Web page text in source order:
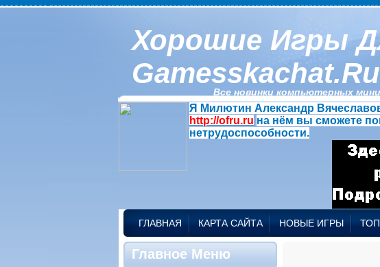
Хорошие Игры
Gamesskachat.ru
Все новинки компьютерных
Я Милютин Александр
http://ofru.ru на нём вы сможете
нетрудоспособности.
ГЛАВНАЯ КАРТА САЙТА НОВЫЕ ИГРЫ
Главное Меню